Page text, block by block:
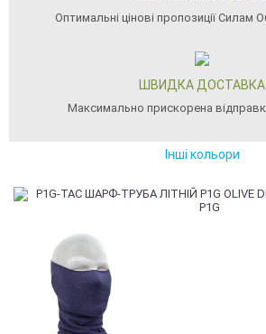
Оптимальні цінові пропозиції Силам
ШВИДКА ДОСТАВКА
Максимально прискорена
Інші кольори